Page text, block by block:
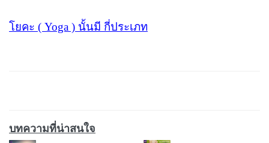
โยคะ ( Yoga ) นั้นมี กี่ประเภท
บทความที่น่าสนใจ